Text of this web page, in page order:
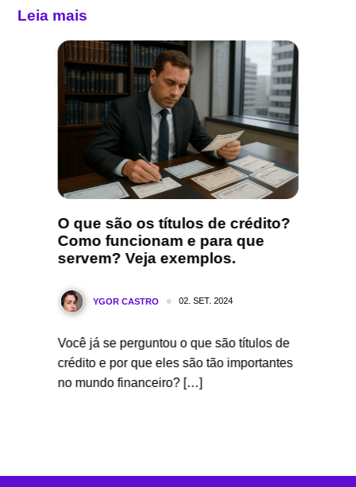
Leia mais
O que são os títulos de crédito?
Como funcionam e para que
servem? Veja exemplos.
YGOR CASTRO 02. SET. 2024
Você já se perguntou o que são títulos de
crédito e por que eles são tão importantes
no mundo financeiro? […]